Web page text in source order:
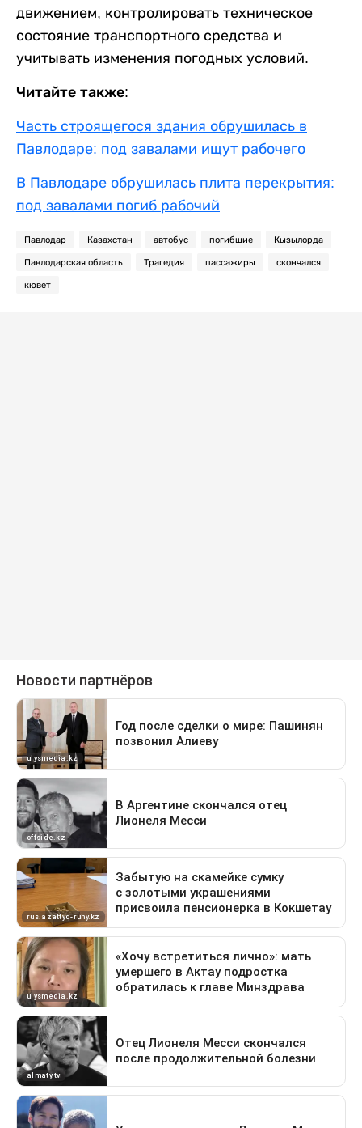
движением, контролировать техническое
состояние транспортного средства и
учитывать изменения погодных условий.
Читайте также:
Часть строящегося здания обрушилась в
Павлодаре: под завалами ищут рабочего
В Павлодаре обрушилась плита перекрытия:
под завалами погиб рабочий
Павлодар Казахстан автобус погибшие Кызылорда
Павлодарская область Трагедия пассажиры скончался
кювет